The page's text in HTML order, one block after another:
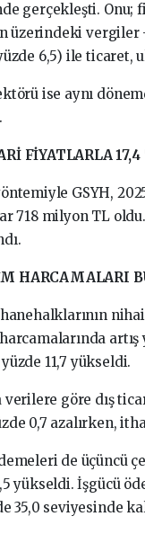
gerçekleşti. Onu;
üzerindeki
6,5) ile ticaret,
ise aynı
FİYATLARLA
GSYH,
718 milyon TL
HARCAMALARI
11,7 yükseldi.
verilere göre dış
0,7 azalırken,
de üçüncü
yükseldi. İşgücü
35,0 seviyesinde